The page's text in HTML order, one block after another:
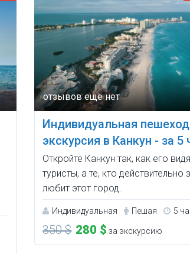
Индивидуальная
экскурсия в Канкун - за 5
Откройте Канкун так, как его
туристы, а те, кто действительно
любит этот город.
Индивидуальная Пешая 5
350 $ 280 $ за экскурсию